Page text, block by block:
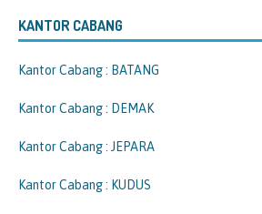
KANTOR CABANG
Kantor Cabang : BATANG
Kantor Cabang : DEMAK
Kantor Cabang : JEPARA
Kantor Cabang : KUDUS